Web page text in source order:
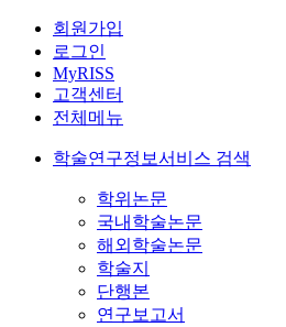
회원가입
로그인
MyRISS
고객센터
전체메뉴
학술연구정보서비스 검색
학위논문
국내학술논문
해외학술논문
학술지
단행본
연구보고서